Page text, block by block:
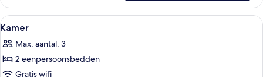
Alle
foto's
voor
Kamer
Een hotelkamer met twee bedden,
1
Kamer
Max. aantal: 3
2 eenpersoonsbedden
Gratis wifi